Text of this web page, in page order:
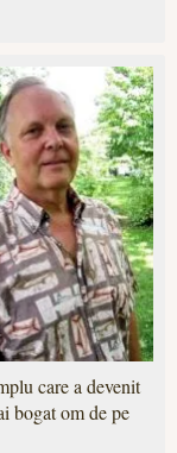
care a devenit
bogat om de pe